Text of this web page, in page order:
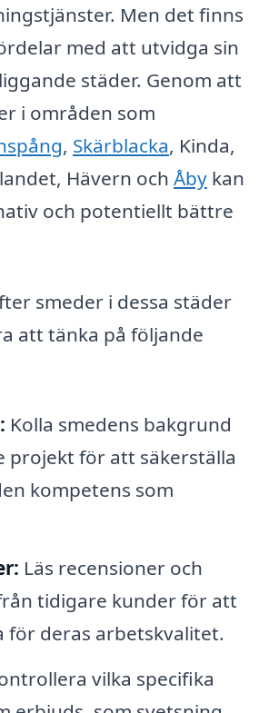
Men det finns
med att utvidga sin
städer. Genom att
i områden som
, Skärblacka, Kinda,
Hävern och Åby kan
och potentiellt bättre
smeder i dessa städer
att tänka på följande
Kolla smedens bakgrund
projekt för att säkerställa
kompetens som
Läs recensioner och
tidigare kunder för att
för deras arbetskvalitet.
vilka specifika